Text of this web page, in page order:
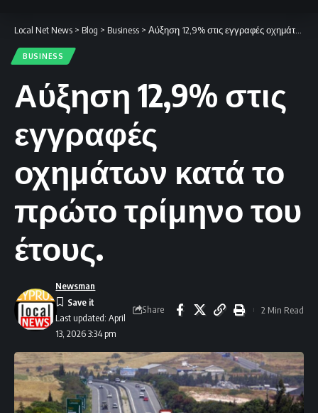
Local Net News > Blog > Business > Αύξηση 12,9% στις εγγραφές οχημάτων κατά το πρώτο τρίμηνο του έτους.
BUSINESS
Αύξηση 12,9% στις
εγγραφές
οχημάτων κατά το
πρώτο τρίμηνο του
έτους.
Last updated: April
13, 2026 3:34 pm
Newsman
Share 2 Min Read